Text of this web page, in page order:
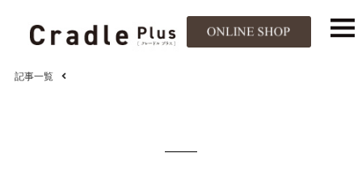
記事一覧